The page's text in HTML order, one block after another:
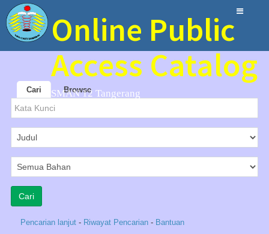
Online Public
Access Catalog
SMAN 12 Tangerang
Cari Browse
Pencarian lanjut - Riwayat Pencarian - Bantuan